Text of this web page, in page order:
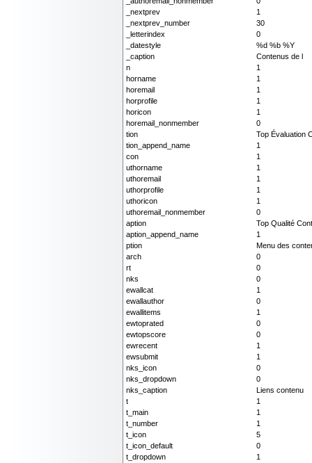
_nextprev
1
_nextprev_number
30
_letterindex
0
_datestyle
%d %b %Y
_caption
Contenus de l
n
1
horname
1
horemail
1
horprofile
1
horicon
1
horemail_nonmember
0
tion
Top Évaluation
tion_append_name
1
con
1
uthorname
1
uthoremail
1
uthorprofile
1
uthoricon
1
uthoremail_nonmember
0
aption
Top Qualité
aption_append_name
1
ption
Menu des
arch
0
rt
0
nks
0
ewallcat
1
ewallauthor
0
ewallitems
1
ewtoprated
0
ewtopscore
0
ewrecent
1
ewsubmit
1
nks_icon
0
nks_dropdown
0
nks_caption
Liens contenu
t
1
t_main
1
t_number
1
t_icon
5
t_icon_default
0
t_dropdown
1